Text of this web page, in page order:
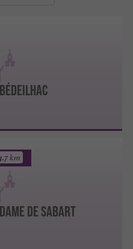
DE SABART
km